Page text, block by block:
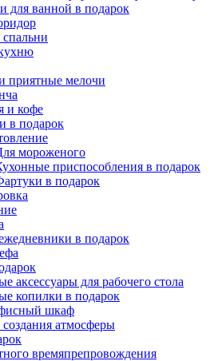
для ванной в подарок
приятные мелочи
и кофе
в подарок
мороженого
приспособления в подарок
в подарок
в подарок
аксессуары для рабочего стола
копилки в подарок
шкаф
атмосферы
времяпрепровождения